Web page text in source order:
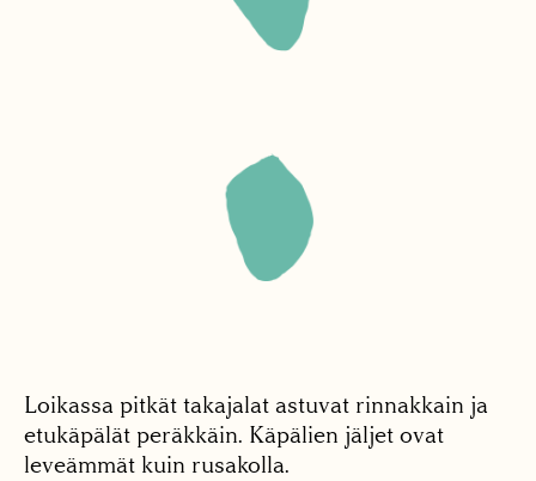
Loikassa pitkät takajalat astuvat rinnakkain ja
etukäpälät peräkkäin. Käpälien jäljet ovat
leveämmät kuin rusakolla.